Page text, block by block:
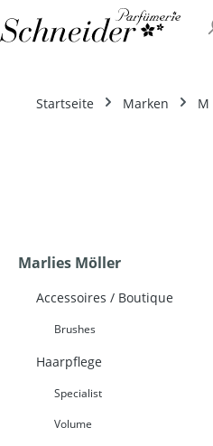
Zum Hauptinhalt springen
Startseite Marken M
Marlies Möller
Accessoires / Boutique
Brushes
Haarpflege
Specialist
Volume